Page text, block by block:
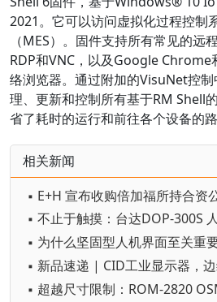
2021。它可以访问虚拟化过程控制
（MES）。固件支持所有常见的
RDP和VNC，以及Google
络浏览器。通过附加的VisuNet控
理、更新和控制所有基于RM Shell
省了耗时的运行和前往各个设备的路
相关新闻
▪ E+H 宣布收购倍加福所持合资
▪ 为什么坚固型人机界面至关重
▪ 新品速递 | CID工业显示器，